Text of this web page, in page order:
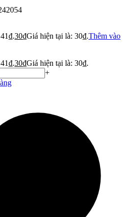
30₫Giá hiện tại là: 30₫.Thêm vào
30₫Giá hiện tại là: 30₫.
+